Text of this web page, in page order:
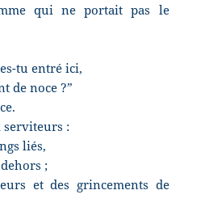
qui ne portait pas le
tu entré ici,
de noce ?”
:
liés,
;
et des grincements de